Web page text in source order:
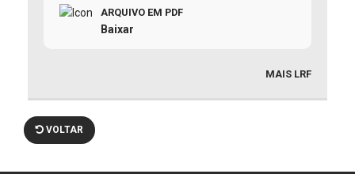
ARQUIVO EM PDF
Baixar
MAIS LRF
VOLTAR